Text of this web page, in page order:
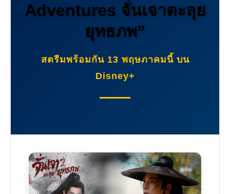
Adventures จั่นเจาตะลุย
ยุทธภพ”
สตรีมพร้อมกัน 13 พฤษภาคมนี้ บน
Disney+